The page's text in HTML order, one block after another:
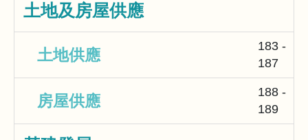
土地及房屋供應
土地供應
183 -
187
房屋供應
188 -
189